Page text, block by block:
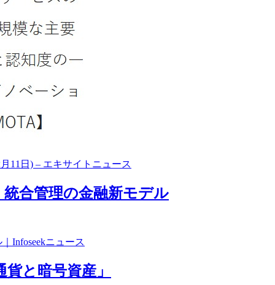
11日) – エキサイトニュース
統合管理の金融新モデル
Infoseekニュース
と暗号資産」